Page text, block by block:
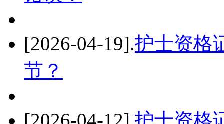
[2026-04-19].护士资格
节？